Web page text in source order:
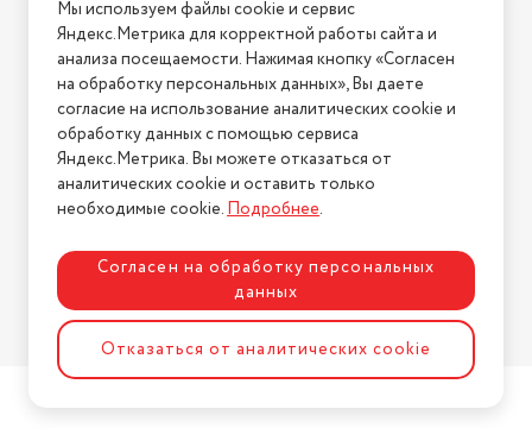
Условия возврата
Нашли ошибку на сайте? Напишите нам
2026 © Интернет-магазин "АстМаркет". У нас есть всё!
Политика конфиденциальности
Разработка сайтаASTDESIGN
Мы используем файлы cookie и сервис
Яндекс.Метрика для корректной работы сайта и
анализа посещаемости. Нажимая кнопку «Согласен
на обработку персональных данных», Вы даете
согласие на использование аналитических cookie и
обработку данных с помощью сервиса
Яндекс.Метрика. Вы можете отказаться от
аналитических cookie и оставить только
необходимые cookie.Подробнее.
Согласен на обработку персональных
данных
Отказаться от аналитических cookie